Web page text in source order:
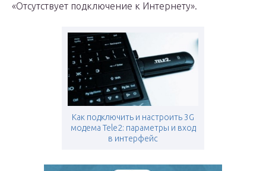
«Отсутствует подключение к Интернету».
Как подключить и настроить 3G
модема Tele2: параметры и вход
в интерфейс